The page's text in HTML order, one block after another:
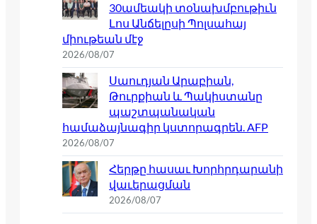
30ամեակի տօնախմբութիւն
Լոս Անճելըսի Պոլսահայ
միութեան մէջ
2026/08/07
Սաուդյան Արաբիան,
Թուրքիան և Պակիստանը
պաշտպանական
համաձայնագիր կստորագրեն. AFP
2026/08/07
Հերթը հասաւ Խորհրդարանի
վաւերացման
2026/08/07